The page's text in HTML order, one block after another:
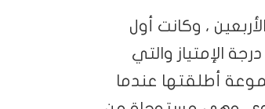
، وكانت أول
الإمتياز والتي
أطلقتها عندما